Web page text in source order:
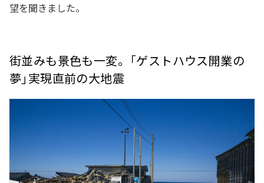
望を聞きました。
街並みも景色も一変。「ゲストハウス開業の
夢」実現直前の大地震